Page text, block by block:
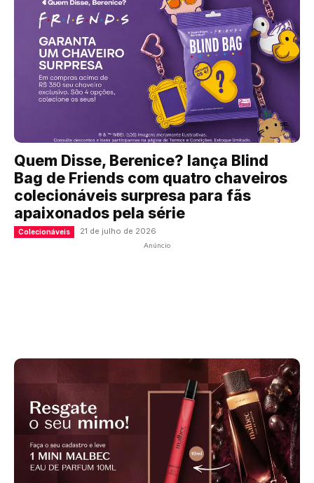
Quem Disse, Berenice? lança Blind
Bag de Friends com quatro chaveiros
colecionáveis surpresa para fãs
apaixonados pela série
Colecionáveis 21 de julho de 2026
Anúncio